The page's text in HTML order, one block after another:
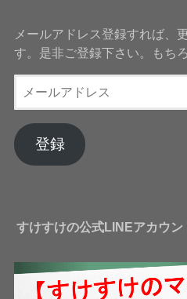
メールアドレス登録すれば、
す。是非ご登録下さい。もち
ー
ア
ド
登録
すけすけの公式LINEアカウン